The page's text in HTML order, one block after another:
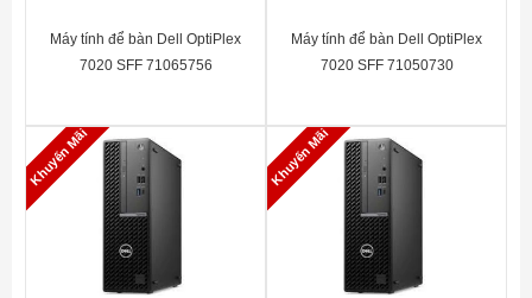
Máy tính để bàn Dell OptiPlex
7020 SFF 71065756
Máy tính để bàn Dell OptiPlex
7020 SFF 71050730
Khuyến Mãi Khuyến Mãi